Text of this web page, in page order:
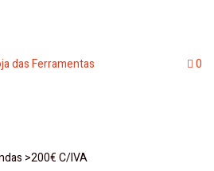
0
>200€ C/IVA